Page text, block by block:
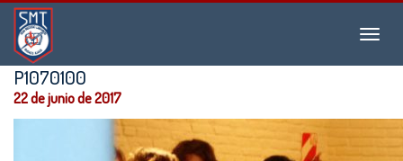
Menu
Instituto
San
Martín
de
P1070100
22 de junio de 2017